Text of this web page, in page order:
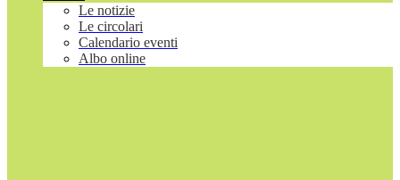
Le notizie
Le circolari
Calendario eventi
Albo online